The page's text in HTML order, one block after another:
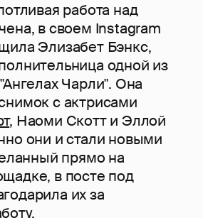
работа над
в своем Instagram
Элизабет Бэнкс,
одной из
Чарли". Она
с актрисами
, Наоми Скотт и Эллой
они и стали новыми
прямо на
в посте под
их за